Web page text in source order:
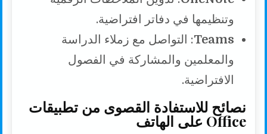
وتنظيمها في دفاتر افتراضية.
Teams: التواصل مع زملاء الدراسة
والمعلمين والمشاركة في الفصول
الافتراضية.
نصائح للاستفادة القصوى من تطبيقات
Office على الهاتف